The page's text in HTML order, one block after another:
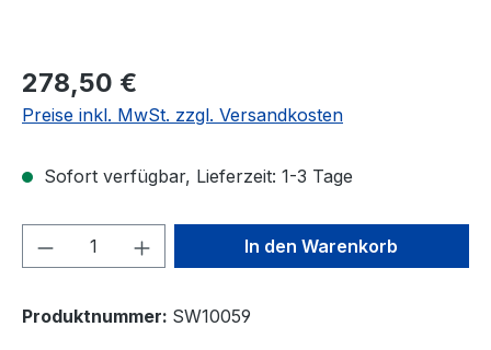
278,50 €
Preise inkl. MwSt. zzgl. Versandkosten
Sofort verfügbar, Lieferzeit: 1-3 Tage
Produkt Anzahl: Gib denIn den Warenkorb
Produktnummer: SW10059